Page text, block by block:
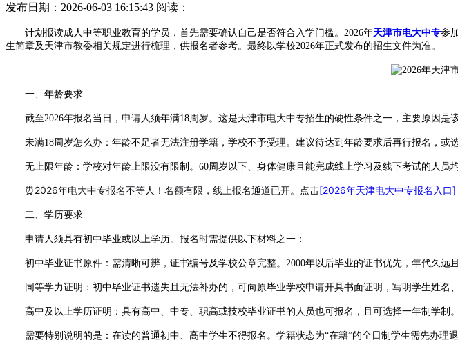
发布日期：2026-06-03 16:15:43 阅读：
计划报读成人中等职业教育的学员，首先需要确认自己是否符合入学门槛。2026年天津市电大中专参
生简章及天津市教委相关规定进行梳理，供报名者参考。最终以学校2026年正式发布的招生文件为准。
一、年龄要求
截至2026年报名当日，申请人须年满18周岁。这是天津市电大中专招生的硬性条件之一，主要原因是
未满18周岁怎么办：年龄不足者无法注册学籍，学校不予受理。建议待达到年龄要求后再行报名，或
无上限年龄：学校对年龄上限没有限制。60周岁以下、身体健康且能完成线上学习及线下考试的人员
⏰2026年电大中专报名不等人！名额有限，线上报名通道已开。点击[2026年天津电大中专报名入口]
二、学历要求
申请人须具有初中毕业或以上学历。报名时需提供以下材料之一：
初中毕业证书原件：需清晰可辨，证书编号及学校公章完整。2000年以后毕业的证书优先，年代久远
同等学力证明：初中毕业证书遗失且无法补办的，可向原毕业学校申请开具书面证明，写明学生姓名
高中及以上学历证明：具有高中、中专、职高或技校毕业证书的人员也可报名，且可选择一年制学制。
需要特别说明的是：在读的普通初中、高中学生不得报名。学籍状态为“在籍”的全日制学生需先办理退